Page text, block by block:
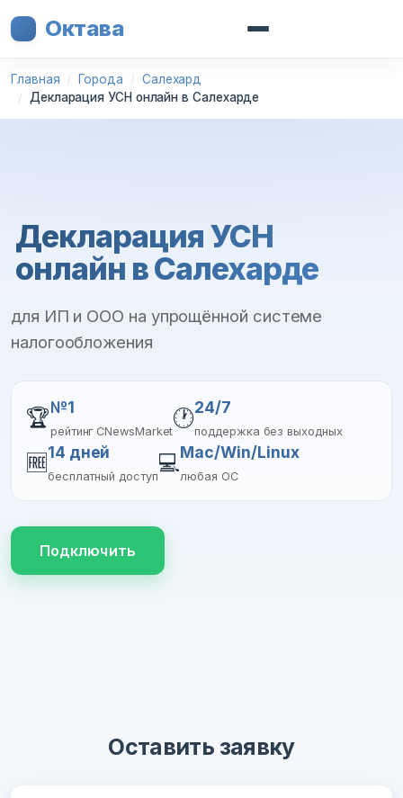
Октава
Главная Города
Салехард
Декларация УСН онлайн в Салехарде
Декларация УСН
онлайн в Салехарде
для ИП и ООО на упрощённой системе
налогообложения
🏆№1
рейтинг CNewsMarket
🕐24/7
поддержка без выходных
🆓14 дней
бесплатный доступ
💻Mac/Win/Linux
любая ОС
Подключить
Оставить заявку